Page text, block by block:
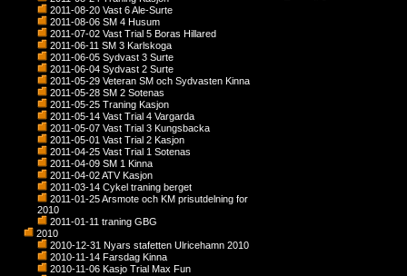
2011-08-20 Vast 6 Ale-Surte
2011-08-06 SM 4 Husum
2011-07-02 Vast Trial 5 Boras Hillared
2011-06-11 SM 3 Karlskoga
2011-06-05 Sydvast 3 Surte
2011-06-04 Sydvast 2 Surte
2011-05-29 Veteran SM och Sydvasten Kinna
2011-05-28 SM 2 Sotenas
2011-05-25 Traning Kasjon
2011-05-14 Vast Trial 4 Vargarda
2011-05-07 Vast Trial 3 Kungsbacka
2011-05-01 Vast Trial 2 Kasjon
2011-04-25 Vast Trial 1 Sotenas
2011-04-09 SM 1 Kinna
2011-04-02 ATV Kasjon
2011-03-14 Cykel traning berget
2011-01-25 Arsmote och KM prisutdelning for
2010
2011-01-11 traning GBG
2010
2010-12-31 Nyars stafetten Ulricehamn 2010
2010-11-14 Farsdag Kinna
2010-11-06 Kasjo Trial Max Fun